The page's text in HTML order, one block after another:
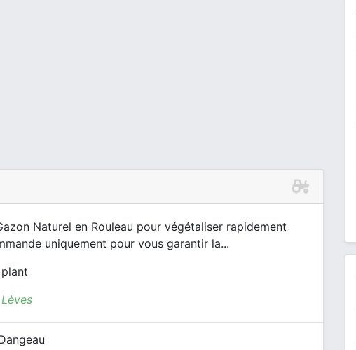
Naturel en Rouleau pour végétaliser rapidement
uniquement pour vous garantir la...